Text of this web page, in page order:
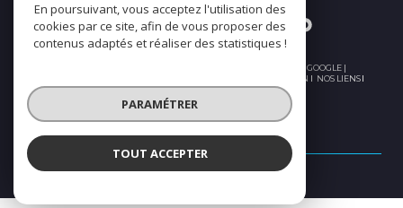
© 2026 | TOUS DROITS RÉSERVÉS | TRADUCTION POWERED BY GOOGLE |
ADMIN
NOS LIENS
POLITIQUE RGPD
COOKIES
En poursuivant, vous acceptez l'utilisation des
cookies par ce site, afin de vous proposer des
contenus adaptés et réaliser des statistiques !
PARAMÉTRER
TOUT ACCEPTER